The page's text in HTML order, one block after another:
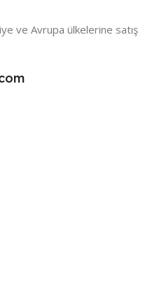
ve Avrupa ülkelerine satış